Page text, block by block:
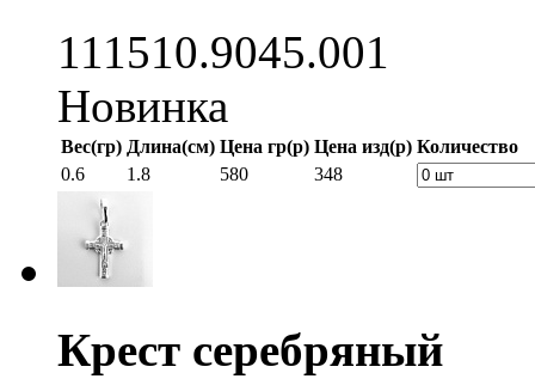
111510.9045.001
Новинка
Вес(гр) Длина(см) Цена гр(р) Цена изд(р) Количество
0.6
1.8 580 348
Крест серебряный